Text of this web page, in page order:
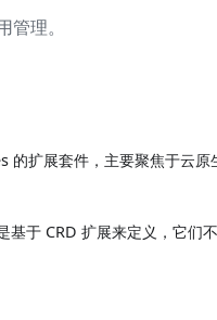
理。
扩展套件，主要聚焦于云原
于 CRD 扩展来定义，它们